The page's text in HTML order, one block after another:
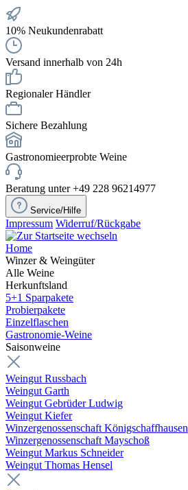
10% Neukundenrabatt
Versand innerhalb von 24h
Regionaler Händler
Sichere Bezahlung
Gastronomieerprobte Weine
Beratung unter +49 228 96214977
Service/Hilfe
Impressum Widerruf/Rückgabe
Home
Winzer & Weingüter
Alle Weine
Herkunftsland
5+1 Sparpakete
Probierpakete
Einzelflaschen
Gastronomie-Weine
Saisonweine
Weingut Russbach
Weingut Garth
Weingut Gebrüder Ludwig
Weingut Kiefer
Winzergenossenschaft Königschaffhausen
Winzergenossenschaft Mayschoß
Weingut Markus Schneider
Weingut Thomas Hensel